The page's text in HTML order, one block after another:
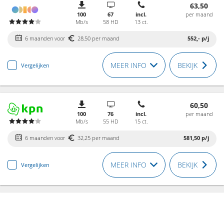
100
Mb/s
67
58 HD
incl.
13 ct.
63,50
per maand
6 maanden voor 28,50 per maand 552,- p/j
Vergelijken MEER INFO BEKIJK
100
Mb/s
76
55 HD
incl.
15 ct.
60,50
per maand
6 maanden voor 32,25 per maand 581,50 p/j
Vergelijken MEER INFO BEKIJK